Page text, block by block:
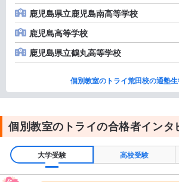
鹿児島県立鹿児島南高等学校
鹿児島高等学校
鹿児島県立鶴丸高等学校
個別教室のトライ荒田校の通塾
個別教室のトライの合格者インタ
大学受験 高校受験